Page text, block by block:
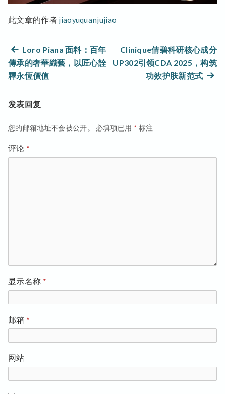
此文章的作者 jiaoyuquanjujiao
文
章
上
篇
文
Loro Piana 面料：百年
傳承的奢華織藝，以匠心詮
釋永恆價值
Clinique倩碧科研核心成分
UP302引领CDA 2025，构筑
功效护肤新范式下
发表回复
您的邮箱地址不会被公开。 必填项已用 * 标注
评论 *
显示名称 *
邮箱 *
网站